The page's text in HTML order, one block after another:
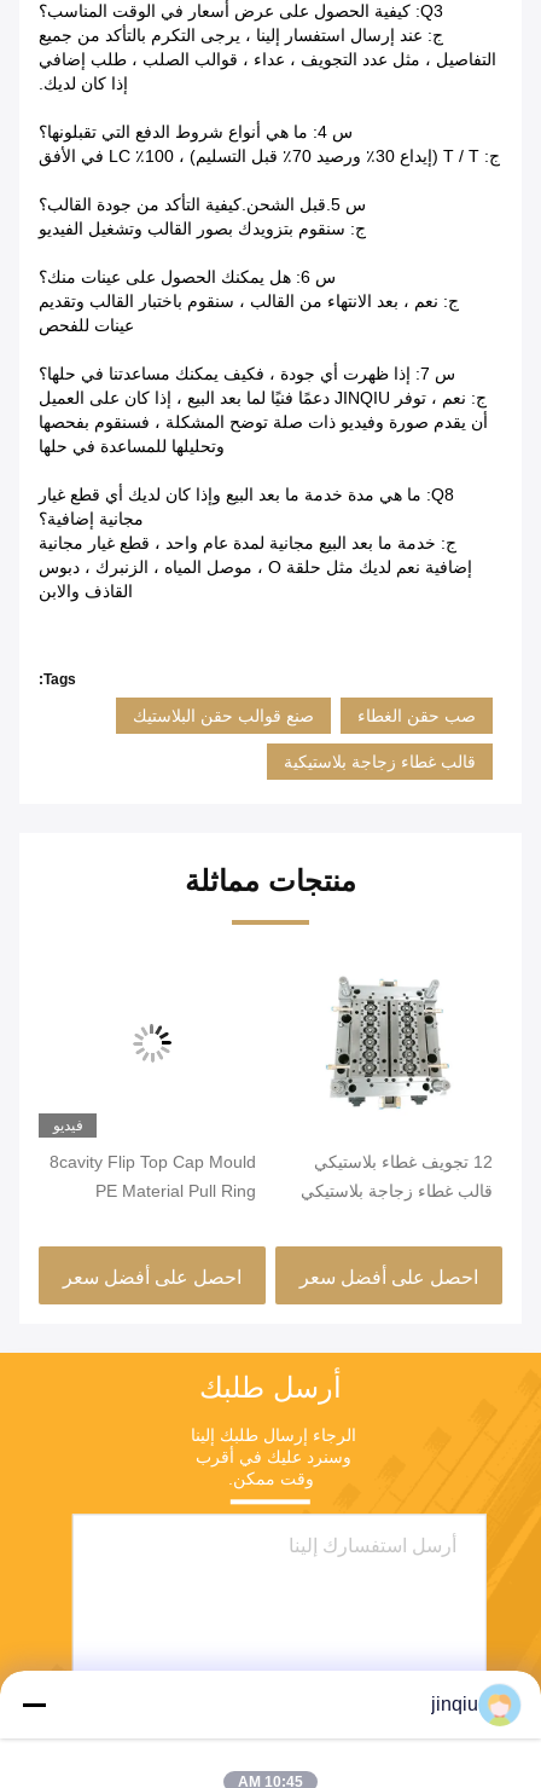
Q3: كيفية الحصول على عرض أسعار في الوقت المناسب؟
ج: عند إرسال استفسار إلينا ، يرجى التكرم بالتأكد من جميع
التفاصيل ، مثل عدد التجويف ، عداء ، قوالب الصلب ، طلب إضافي
إذا كان لديك.
س 4: ما هي أنواع شروط الدفع التي تقبلونها؟
ج: T / T (إيداع 30٪ ورصيد 70٪ قبل التسليم) ، 100٪ LC في الأفق
س 5.قبل الشحن.كيفية التأكد من جودة القالب؟
ج: سنقوم بتزويدك بصور القالب وتشغيل الفيديو
س 6: هل يمكنك الحصول على عينات منك؟
ج: نعم ، بعد الانتهاء من القالب ، سنقوم باختبار القالب وتقديم
عينات للفحص
س 7: إذا ظهرت أي جودة ، فكيف يمكنك مساعدتنا في حلها؟
ج: نعم ، توفر JINQIU دعمًا فنيًا لما بعد البيع ، إذا كان على العميل
أن يقدم صورة وفيديو ذات صلة توضح المشكلة ، فسنقوم بفحصها
وتحليلها للمساعدة في حلها
Q8: ما هي مدة خدمة ما بعد البيع وإذا كان لديك أي قطع غيار
مجانية إضافية؟
ج: خدمة ما بعد البيع مجانية لمدة عام واحد ، قطع غيار مجانية
إضافية نعم لديك مثل حلقة O ، موصل المياه ، الزنبرك ، دبوس
القاذف والابن
Tags:
صب حقن الغطاء صنع قوالب حقن البلاستيك
قالب غطاء زجاجة بلاستيكية
منتجات مماثلة
12 تجويف غطاء بلاستيكي
قالب غطاء زجاجة بلاستيكي
احصل على أفضل سعر
فيديو
8cavity Flip Top Cap Mould
PE Material Pull Ring
احصل على أفضل سعر
أرسل طلبك
وقت ممكن.
jinqiu
10:45 AM